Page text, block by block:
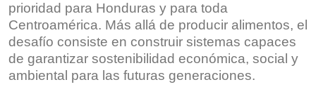
prioridad para Honduras y para toda
Centroamérica. Más allá de producir alimentos, el
desafío consiste en construir sistemas capaces
de garantizar sostenibilidad económica, social y
ambiental para las futuras generaciones.